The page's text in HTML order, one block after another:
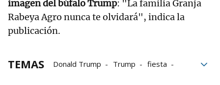
imagen del búfalo Trump: "La familia Granja
Rabeya Agro nunca te olvidará", indica la
publicación.
TEMAS Donald Trump Trump
fiesta